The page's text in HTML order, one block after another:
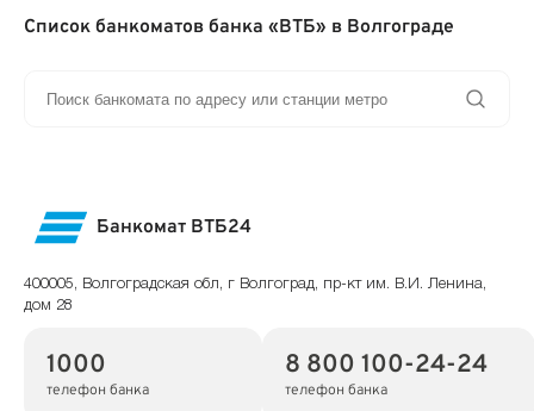
Список банкоматов банка «ВТБ» в Волгограде
Банкомат ВТБ24
400005, Волгоградская обл, г Волгоград, пр-кт им. В.И. Ленина,
дом 28
1000
телефон банка
8 800 100-24-24
телефон банка